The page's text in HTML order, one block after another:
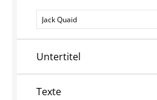
Personen
Untertitel
Texte